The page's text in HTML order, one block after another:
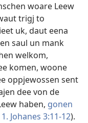
woare Leew
trigj to
uk, daut eena
saul un mank
welkom,
komen, woone
oppjewossen sent
dee von de
haben, gonen
1. Johanes 3:11-12).